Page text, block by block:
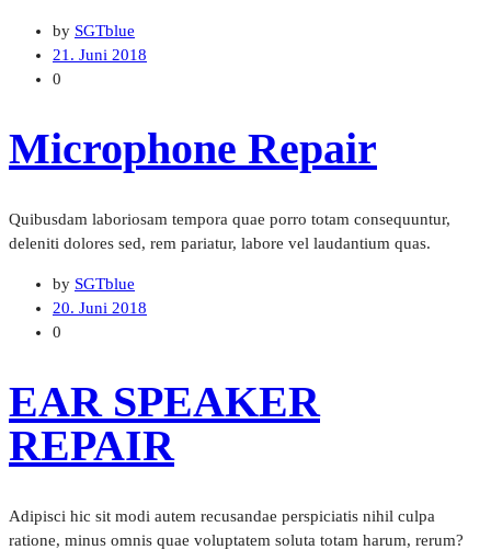
by SGTblue
21. Juni 2018
0
Microphone Repair
Quibusdam laboriosam tempora quae porro totam consequuntur,
deleniti dolores sed, rem pariatur, labore vel laudantium quas.
by SGTblue
20. Juni 2018
0
EAR SPEAKER
REPAIR
Adipisci hic sit modi autem recusandae perspiciatis nihil culpa
ratione, minus omnis quae voluptatem soluta totam harum, rerum?